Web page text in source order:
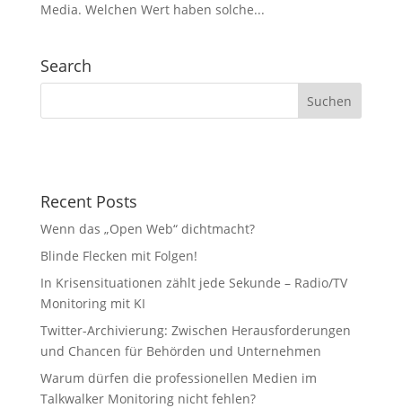
Media. Welchen Wert haben solche...
Search
Recent Posts
Wenn das „Open Web“ dichtmacht?
Blinde Flecken mit Folgen!
In Krisensituationen zählt jede Sekunde – Radio/TV
Monitoring mit KI
Twitter-Archivierung: Zwischen Herausforderungen
und Chancen für Behörden und Unternehmen
Warum dürfen die professionellen Medien im
Talkwalker Monitoring nicht fehlen?